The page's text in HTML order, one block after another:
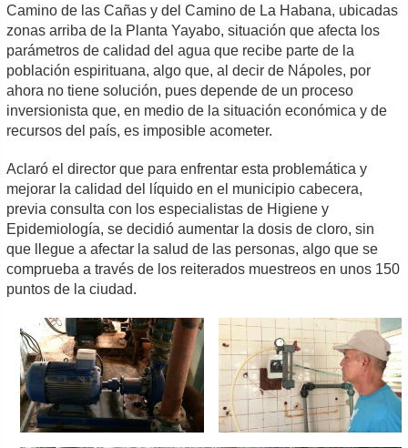
Camino de las Cañas y del Camino de La Habana, ubicadas
zonas arriba de la Planta Yayabo, situación que afecta los
parámetros de calidad del agua que recibe parte de la
población espirituana, algo que, al decir de Nápoles, por
ahora no tiene solución, pues depende de un proceso
inversionista que, en medio de la situación económica y de
recursos del país, es imposible acometer.
Aclaró el director que para enfrentar esta problemática y
mejorar la calidad del líquido en el municipio cabecera,
previa consulta con los especialistas de Higiene y
Epidemiología, se decidió aumentar la dosis de cloro, sin
que llegue a afectar la salud de las personas, algo que se
comprueba a través de los reiterados muestreos en unos 150
puntos de la ciudad.